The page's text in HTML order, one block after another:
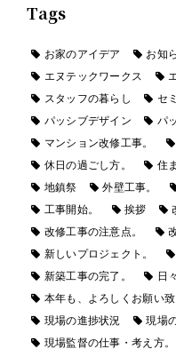
Tags
お家のアイデア お知
エヌテックワークス
スタッフの暮らし
セ
パッシブデザイン
パ
マンション改修工事。
休日の過ごし方。
住
地鎮祭
外壁工事。
工事開始。
挨拶
改修工事の注意点。
新しいプロジェクト。
新築工事の完了。
日
本年も、よろしくお願い致
現場の進捗状況
現場
現場監督の仕事・考え方。